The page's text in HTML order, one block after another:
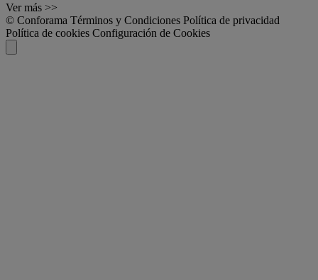
Ver más >>
© Conforama Términos y Condiciones Política de privacidad
Política de cookies Configuración de Cookies